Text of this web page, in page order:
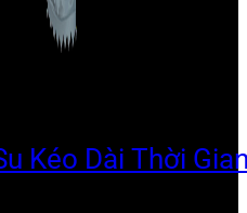
Kéo Dài Thời